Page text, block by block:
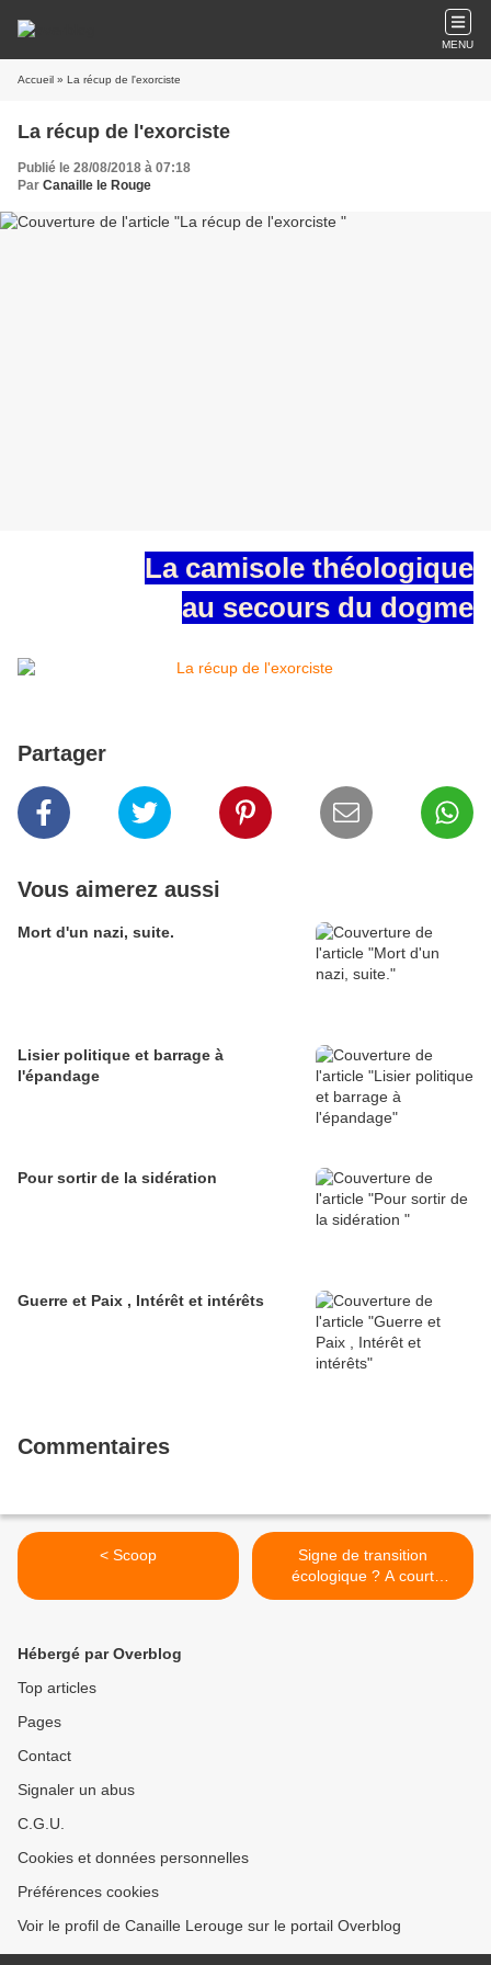
MENU
Accueil » La récup de l'exorciste
La récup de l'exorciste
Publié le 28/08/2018 à 07:18
Par Canaille le Rouge
La camisole théologique
au secours du dogme
Partager
Vous aimerez aussi
Mort d'un nazi, suite.
Lisier politique et barrage à
l'épandage
Pour sortir de la sidération
Guerre et Paix , Intérêt et intérêts
Commentaires
< Scoop
Signe de transition
écologique ? A court
d'énergie ? >
Hébergé par Overblog
Top articles
Pages
Contact
Signaler un abus
C.G.U.
Cookies et données personnelles
Préférences cookies
Voir le profil de Canaille Lerouge sur le portail Overblog